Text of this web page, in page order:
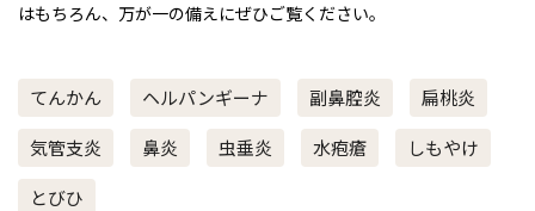
はもちろん、万が一の備えにぜひご覧ください。
てんかん ヘルパンギーナ 副鼻腔炎
扁桃炎
気管支炎
鼻炎 虫垂炎 水疱瘡
しもやけ
とびひ